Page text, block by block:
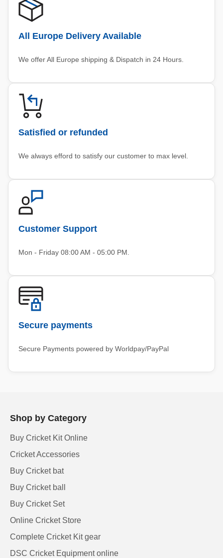
All Europe Delivery Available
We offer All Europe shipping & Dispatch in 24 Hours.
Satisfied or refunded
We always efford to satisfy our customer to max level.
Customer Support
Mon - Friday 08:00 AM - 05:00 PM.
Secure payments
Secure Payments powered by Worldpay/PayPal
Shop by Category
Buy Cricket Kit Online
Cricket Accessories
Buy Cricket bat
Buy Cricket ball
Buy Cricket Set
Online Cricket Store
Complete Cricket Kit gear
DSC Cricket Equipment online